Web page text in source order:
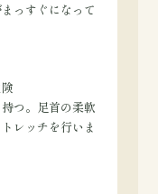
っすぐになって
つ。足首の柔軟
レッチを行いま